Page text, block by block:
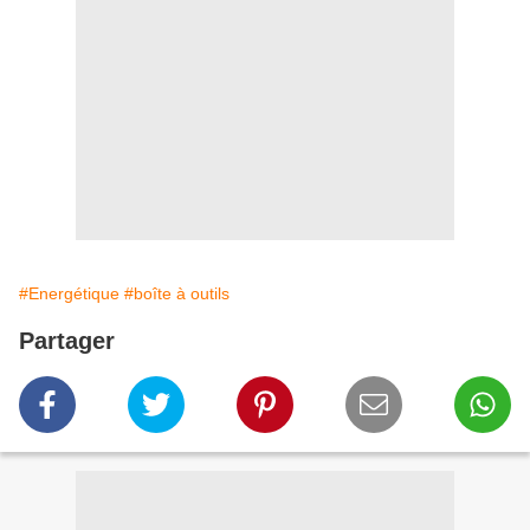
#Energétique #boîte à outils
Partager